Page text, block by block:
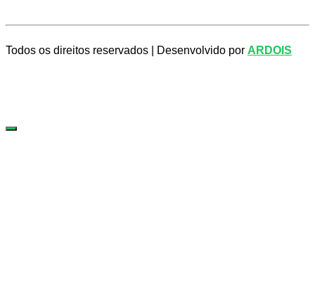
Todos os direitos reservados | Desenvolvido por ARDOIS